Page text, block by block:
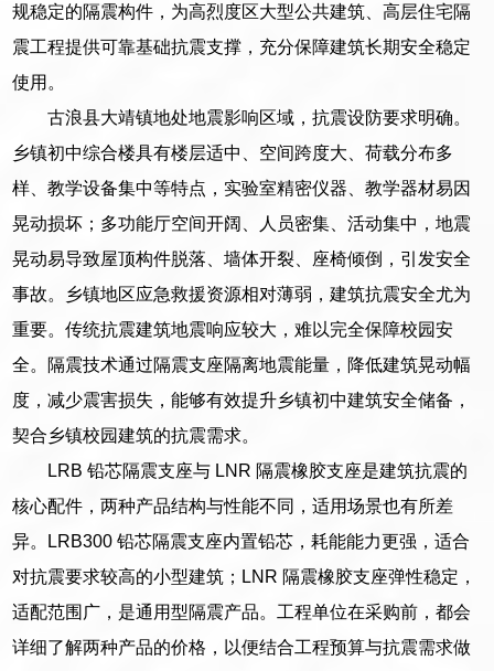
规稳定的隔震构件，为高烈度区大型公共建筑、高层住宅隔
震工程提供可靠基础抗震支撑，充分保障建筑长期安全稳定
使用。
古浪县大靖镇地处地震影响区域，抗震设防要求明确。
乡镇初中综合楼具有楼层适中、空间跨度大、荷载分布多
样、教学设备集中等特点，实验室精密仪器、教学器材易因
晃动损坏；多功能厅空间开阔、人员密集、活动集中，地震
晃动易导致屋顶构件脱落、墙体开裂、座椅倾倒，引发安全
事故。乡镇地区应急救援资源相对薄弱，建筑抗震安全尤为
重要。传统抗震建筑地震响应较大，难以完全保障校园安
全。隔震技术通过隔震支座隔离地震能量，降低建筑晃动幅
度，减少震害损失，能够有效提升乡镇初中建筑安全储备，
契合乡镇校园建筑的抗震需求。
LRB 铅芯隔震支座与 LNR 隔震橡胶支座是建筑抗震的
核心配件，两种产品结构与性能不同，适用场景也有所差
异。LRB300 铅芯隔震支座内置铅芯，耗能能力更强，适合
对抗震要求较高的小型建筑；LNR 隔震橡胶支座弹性稳定，
适配范围广，是通用型隔震产品。工程单位在采购前，都会
详细了解两种产品的价格，以便结合工程预算与抗震需求做